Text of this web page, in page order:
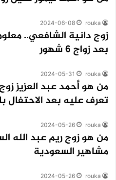
rouka
2024-06-08
زوج دانية الشافعي..
بعد زواج 6 شهور
rouka
2024-05-31
من هو أحمد عبد العزيز
تعرف عليه بعد الاحتفال
rouka
2024-05-26
من هو زوج ريم عبد الله
مشاهير السعودية
rouka
2024-05-26